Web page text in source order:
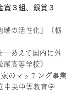
賞３組、銀賞３
の活性化」（栃
あえて国内に外
高等学校）
マッチング事業
中央中等教育学